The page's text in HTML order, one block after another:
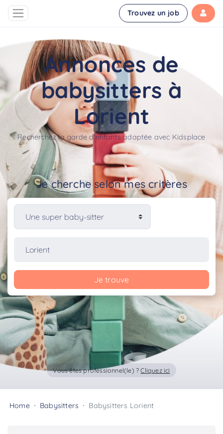
Trouvez un job
Annonces de
babysitters à
Lorient
Recherchez la garde d'enfants adaptée avec Kidsplace
Je cherche selon mes critères
Je trouve
Vous êtes professionnel(le) ?Cliquez ici
Home Babysitters Babysitters Lorient